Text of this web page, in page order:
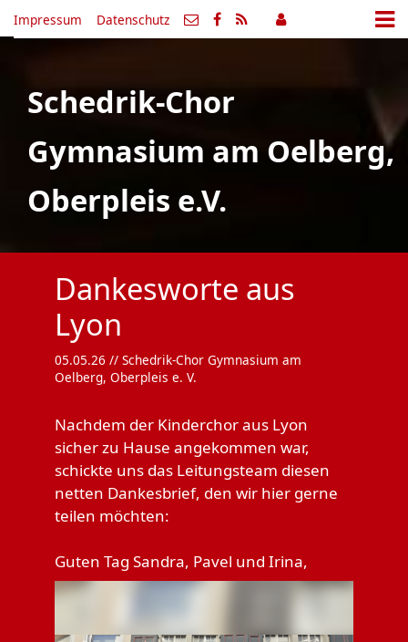
Impressum Datenschutz
Schedrik-Chor
Gymnasium am Oelberg,
Oberpleis e.V.
Dankesworte aus
Lyon
05.05.26 // Schedrik-Chor Gymnasium am
Oelberg, Oberpleis e. V.
Nachdem der Kinderchor aus Lyon
sicher zu Hause angekommen war,
schickte uns das Leitungsteam diesen
netten Dankesbrief, den wir hier gerne
teilen möchten:
Guten Tag Sandra, Pavel und Irina,